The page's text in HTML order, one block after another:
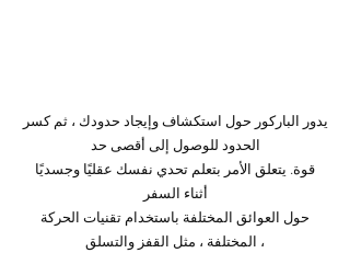
يدور الباركور حول استكشاف وإيجاد حدودك ، ثم كسر
الحدود للوصول إلى أقصى حد
قوة. يتعلق الأمر بتعلم تحدي نفسك عقليًا وجسديًا
أثناء السفر
حول العوائق المختلفة باستخدام تقنيات الحركة
المختلفة ، مثل القفز والتسلق ،